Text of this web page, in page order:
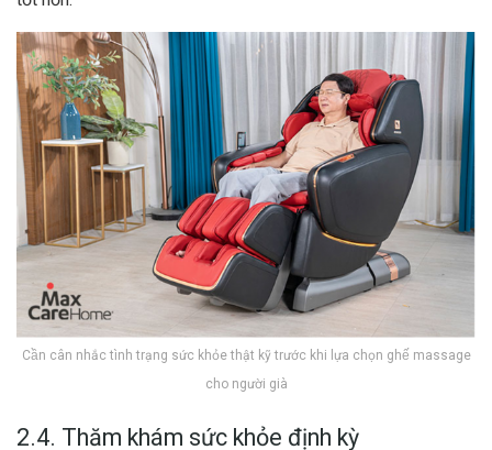
Cần cân nhắc tình trạng sức khỏe thật kỹ trước khi lựa chọn ghế massage
cho người già
2.4. Thăm khám sức khỏe định kỳ